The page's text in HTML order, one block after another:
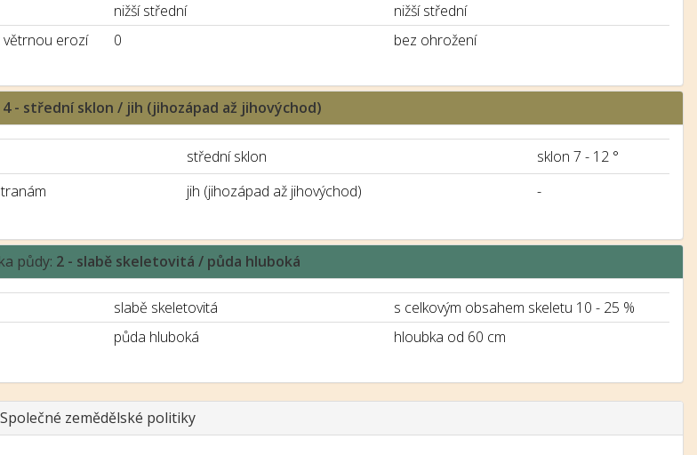
nižší střední
nižší střední
erozí
0 bez ohrožení
4 - střední sklon / jih (jihozápad až jihovýchod)
střední sklon
sklon 7 - 12 °
jih (jihozápad až jihovýchod) -
půdy: 2 - slabě skeletovitá / půda hluboká
slabě skeletovitá
s celkovým obsahem skeletu 10 - 25 %
půda hluboká hloubka od 60 cm
zemědělské politiky